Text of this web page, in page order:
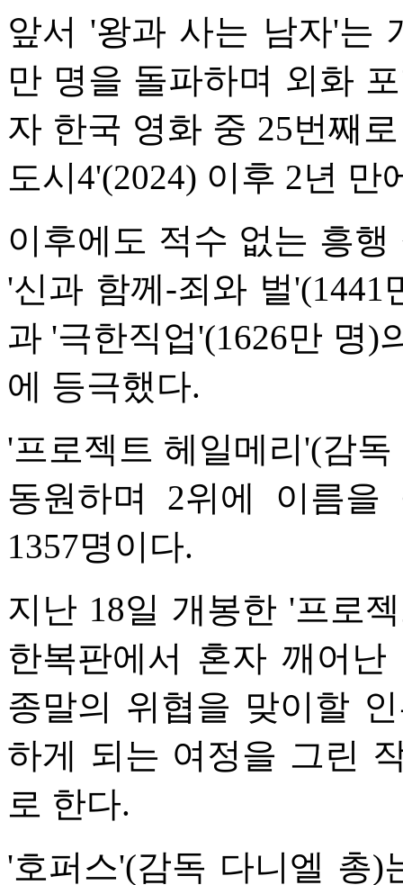
앞서 '왕과 사는 남자'는
만 명을 돌파하며 외화
자 한국 영화 중 25번째
도시4'(2024) 이후 2년
이후에도 적수 없는 흥
'신과 함께-죄와 벌'(1441
과 '극한직업'(1626만 명)
에 등극했다.
'프로젝트 헤일메리'(감
동원하며 2위에 이름
1357명이다.
지난 18일 개봉한 '프로
한복판에서 혼자 깨어
종말의 위협을 맞이할
하게 되는 여정을 그린
로 한다.
'호퍼스'(감독 다니엘 총)